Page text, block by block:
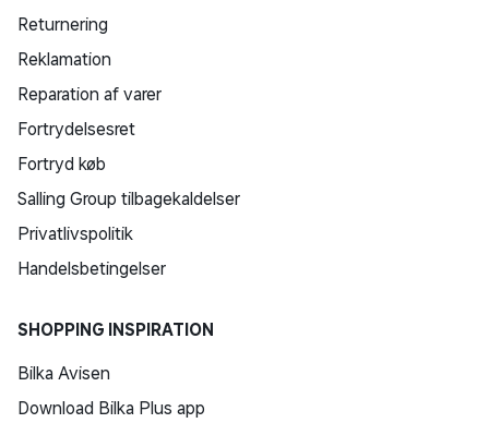
Returnering
Reklamation
Reparation af varer
Fortrydelsesret
Fortryd køb
Salling Group tilbagekaldelser
Privatlivspolitik
Handelsbetingelser
SHOPPING INSPIRATION
Bilka Avisen
Download Bilka Plus app